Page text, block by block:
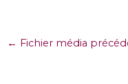
← Fichier média